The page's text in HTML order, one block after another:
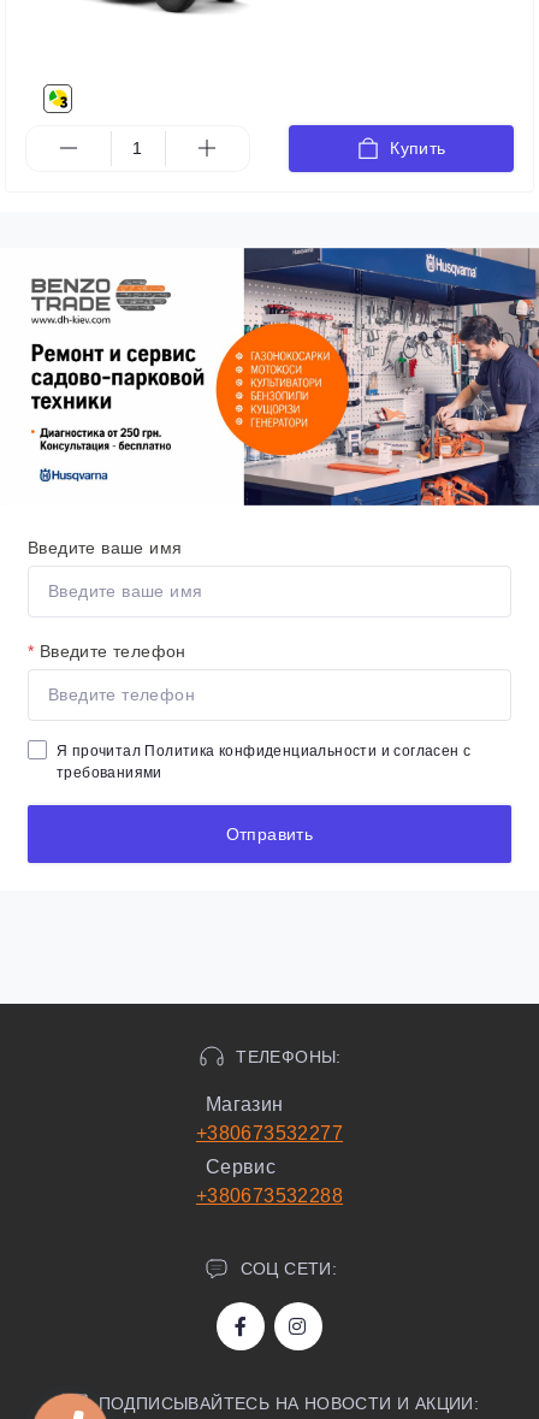
Купить
Введите ваше имя
* Введите телефон
Я прочитал Политика конфиденциальности и согласен с
требованиями
Отправить
ТЕЛЕФОНЫ:
Магазин
+380673532277
Сервис
+380673532288
СОЦ СЕТИ:
ПОДПИСЫВАЙТЕСЬ НА НОВОСТИ И АКЦИИ: